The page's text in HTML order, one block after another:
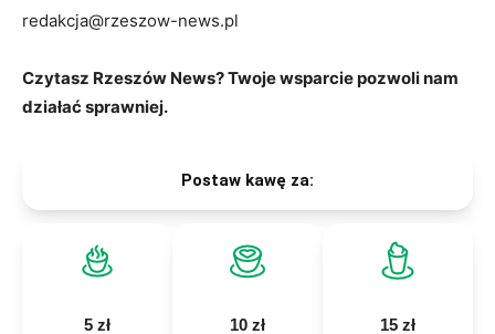
redakcja@rzeszow-news.pl
Czytasz Rzeszów News? Twoje wsparcie pozwoli nam
działać sprawniej.
Postaw kawę za:
5 zł 10 zł 15 zł